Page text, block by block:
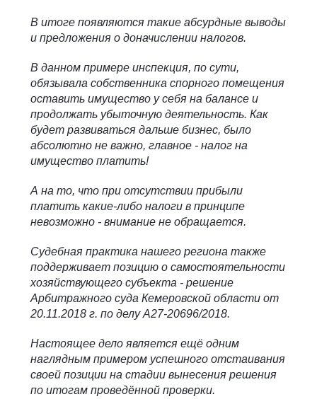
В итоге появляются такие абсурдные выводы
и предложения о доначислении налогов.
В данном примере инспекция, по сути,
обязывала собственника спорного помещения
оставить имущество у себя на балансе и
продолжать убыточную деятельность. Как
будет развиваться дальше бизнес, было
абсолютно не важно, главное - налог на
имущество платить!
А на то, что при отсутствии прибыли
платить какие-либо налоги в принципе
невозможно - внимание не обращается.
Судебная практика нашего региона также
поддерживает позицию о самостоятельности
хозяйствующего субъекта - решение
Арбитражного суда Кемеровской области от
20.11.2018 г. по делу А27-20696/2018.
Настоящее дело является ещё одним
наглядным примером успешного отстаивания
своей позиции на стадии вынесения решения
по итогам проведённой проверки.